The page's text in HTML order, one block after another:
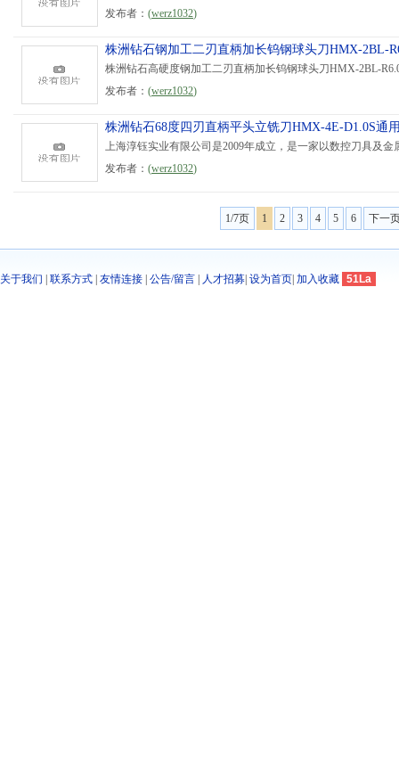
发布者： (werz1032)
株洲钻石钢加工二刃直柄加长钨钢球头刀HMX-2BL-
株洲钻石高硬度钢加工二刃直柄加长钨钢球头刀HMX-2BL-
发布者： (werz1032)
株洲钻石68度四刃直柄平头立铣刀HMX-4E-D1.0S通
上海淳钰实业有限公司是2009年成立，是一家以数控刀具及
发布者： (werz1032)
1/7页 1 2 3 4 5 6 下一
关于我们 联系方式 友情连接 公告/留言 人才招募 设为首页 加入收藏 51La